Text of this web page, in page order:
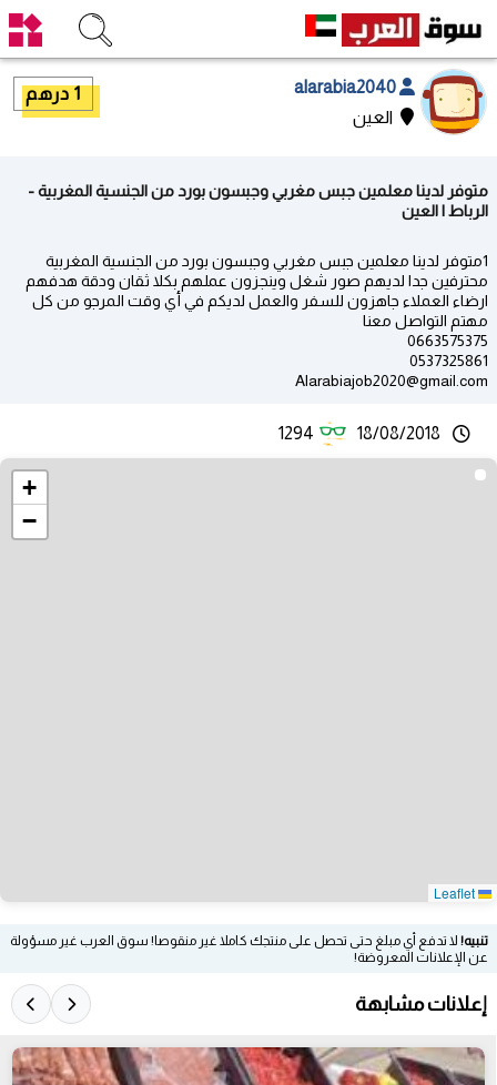
العين
1 درهم
متوفر لدينا معلمين جبس مغربي وجبسون بورد من الجنسية المغربية -
الرباط | العين
1متوفر لدينا معلمين جبس مغربي وجبسون بورد من الجنسية المغربية
محترفين جدا لديهم صور شغل وينجزون عملهم بكلا ثقان ودقة هدفهم
ارضاء العملاء جاهزون للسفر والعمل لديكم في أي وقت المرجو من كل
مهتم التواصل معنا
0663575375
0537325861
Alarabiajob2020@gmail.com
18/08/2018
1294
+
−
تنبيه! لا تدفع أي مبلغ حتى تحصل على منتجك كاملا غير منقوصا! سوق العرب غير مسؤولة
عن الإعلانات المعروضة!
إعلانات مشابهة